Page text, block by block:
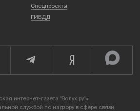
Спецпроекты
ГИБДД
интернет-газета "Вслух.ру"»
службой по надзору в сфере связи,